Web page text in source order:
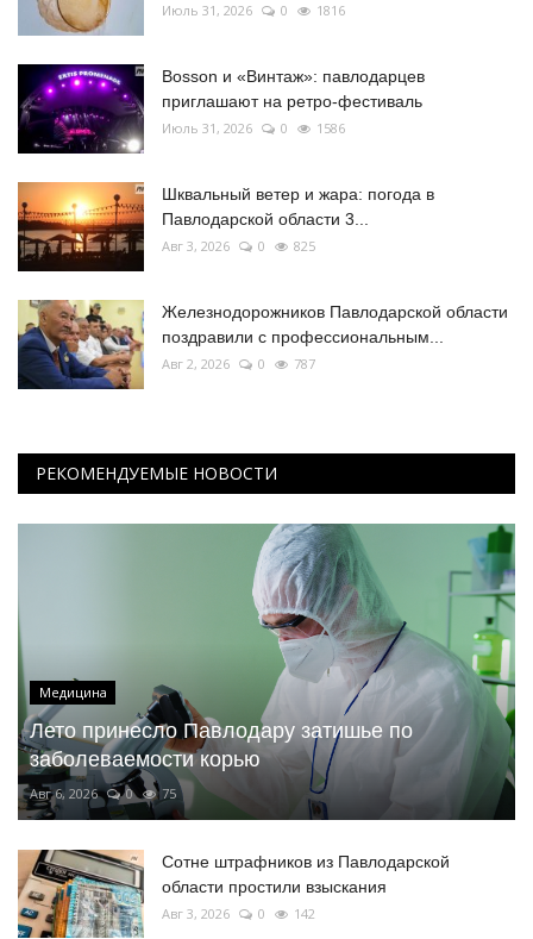
Июль 31, 2026 0 1816
Bosson и «Винтаж»: павлодарцев
приглашают на ретро-фестиваль
Июль 31, 2026 0 1586
Шквальный ветер и жара: погода в
Павлодарской области 3...
Авг 3, 2026 0 825
Железнодорожников Павлодарской области
поздравили с профессиональным...
Авг 2, 2026 0 787
РЕКОМЕНДУЕМЫЕ НОВОСТИ
Медицина
Лето принесло Павлодару затишье по
заболеваемости корью
Авг 6, 2026 0 75
Сотне штрафников из Павлодарской
области простили взыскания
Авг 3, 2026 0 142